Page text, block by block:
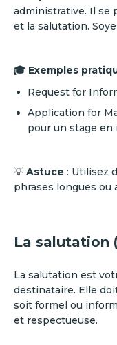
administrative. Il se
et la salutation.
🎓 Exemples
Request for
Application for
pour un stage en
💡 Astuce : Utilisez
phrases longues ou
La salutation
La salutation est
destinataire. Elle
soit formel ou
et respectueuse.